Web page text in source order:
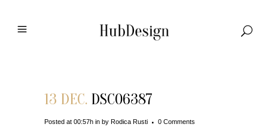
13 DEC. DSC06387
Posted at 00:57h in by Rodica Rusti 0 Comments